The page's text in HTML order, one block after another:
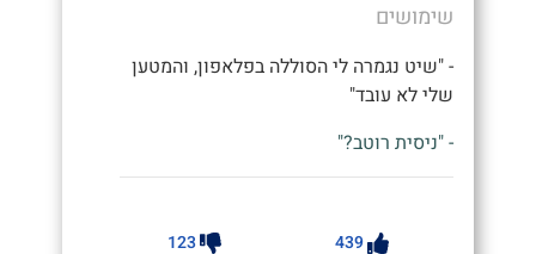
שימושים
- "שיט נגמרה לי הסוללה בפלאפון, והמטען
שלי לא עובד"
- "ניסית רוטב?"
439
123